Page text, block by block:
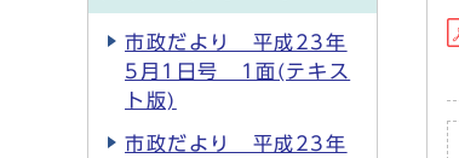
市政だより 平成23年
5月1日号 1面(テキス
ト版)
市政だより 平成23年